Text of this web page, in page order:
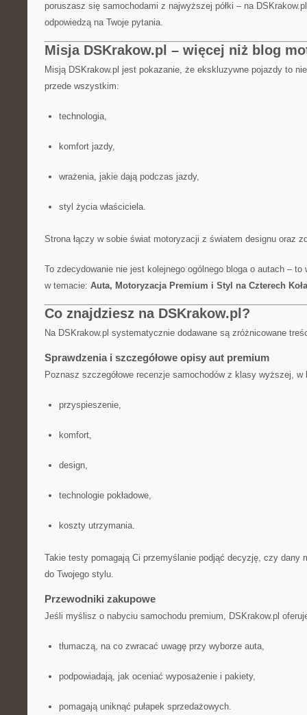
poruszasz się samochodami z najwyższej półki – na
odpowiedzą na Twoje pytania.
Misja DSKrakow.pl – więcej niż blog
Misją DSKrakow.pl jest pokazanie, że ekskluzywne pojazdy to
przede wszystkim:
technologia,
komfort jazdy,
wrażenia, jakie dają podczas jazdy,
styl życia właściciela.
Strona łączy w sobie świat motoryzacji z światem designu oraz
To zdecydowanie nie jest kolejnego ogólnego bloga o autach –
w temacie: Auta, Motoryzacja Premium i Styl na Czterech
Co znajdziesz na DSKrakow.pl?
Na DSKrakow.pl systematycznie dodawane są zróżnicowane
Sprawdzenia i szczegółowe opisy aut premium
Poznasz szczegółowe recenzje samochodów z klasy wyższej,
przyspieszenie,
komfort,
design,
technologie pokładowe,
koszty utrzymania.
Takie testy pomagają Ci przemyślanie podjąć decyzję, czy dany
do Twojego stylu.
Przewodniki zakupowe
Jeśli myślisz o nabyciu samochodu premium, DSKrakow.pl
tłumaczą, na co zwracać uwagę przy wyborze auta,
podpowiadają, jak oceniać wyposażenie i pakiety,
pomagają uniknąć pułapek sprzedażowych.